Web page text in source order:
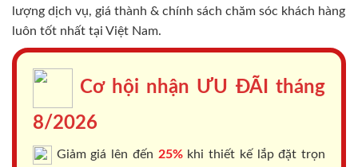
lượng dịch vụ, giá thành & chính sách chăm sóc khách hàng
luôn tốt nhất tại Việt Nam.
Cơ hội nhận ƯU ĐÃI tháng
8/2026
Giảm giá lên đến 25%khi thiết kế lắp đặt trọn